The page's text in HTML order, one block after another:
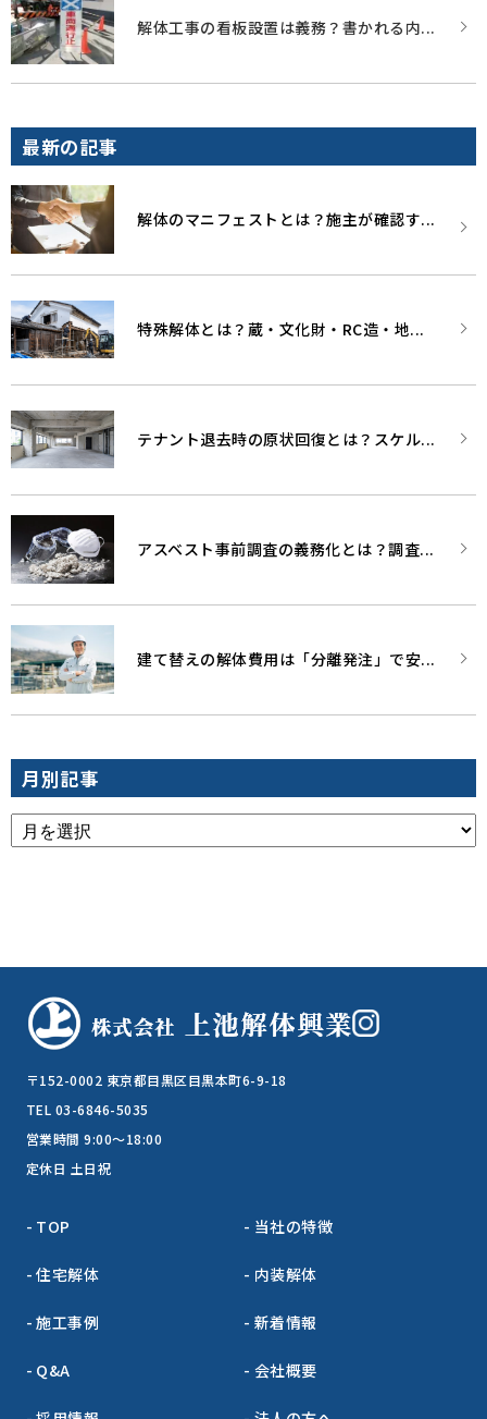
解体工事の看板設置は義務？書かれる内...
最新の記事
解体のマニフェストとは？施主が確認す...
特殊解体とは？蔵・文化財・RC造・地...
テナント退去時の原状回復とは？スケル...
アスベスト事前調査の義務化とは？調査...
建て替えの解体費用は「分離発注」で安...
月別記事
〒152-0002 東京都目黒区目黒本町6-9-18
TEL 03-6846-5035
営業時間 9:00～18:00
定休日 土日祝
TOP 当社の特徴
住宅解体 内装解体
施工事例 新着情報
Q&A 会社概要